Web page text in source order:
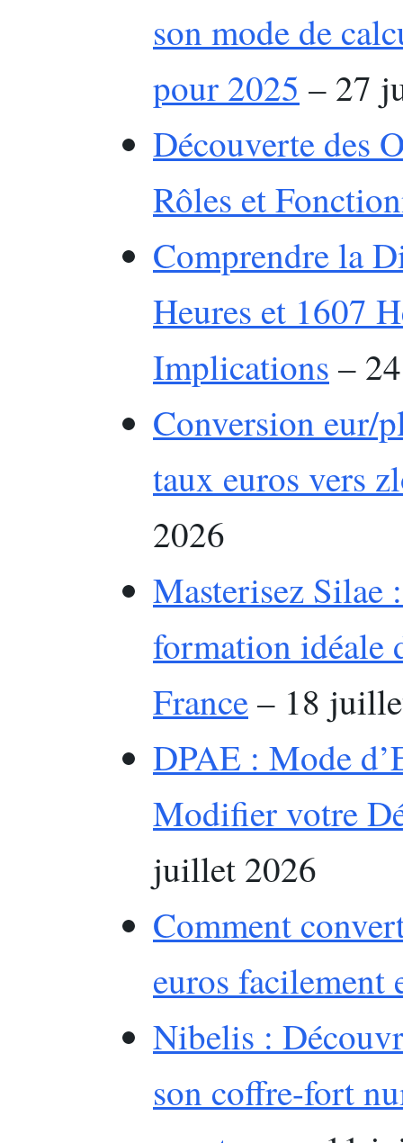
son mode de
pour 2025 – 27
Découverte des
Rôles et
Comprendre la
Heures et 1607
Implications –
Conversion eur/
taux euros vers
2026
Masterisez Silae
formation idéale
France– 18
DPAE : Mode
Modifier votre
juillet 2026
Comment
euros facilement
Nibelis :
son coffre-fort